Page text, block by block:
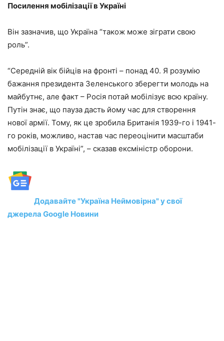
Посилення мобілізації в Україні
Він зазначив, що Україна “також може зіграти свою
роль”.
“Середній вік бійців на фронті – понад 40. Я розумію
бажання президента Зеленського зберегти молодь на
майбутнє, але факт – Росія потай мобілізує всю країну.
Путін знає, що пауза дасть йому час для створення
нової армії. Тому, як це зробила Британія 1939-го і 1941-
го років, можливо, настав час переоцінити масштаби
мобілізації в Україні”, – сказав ексміністр оборони.
Додавайте "Україна Неймовірна" у свої
джерела Google Новини